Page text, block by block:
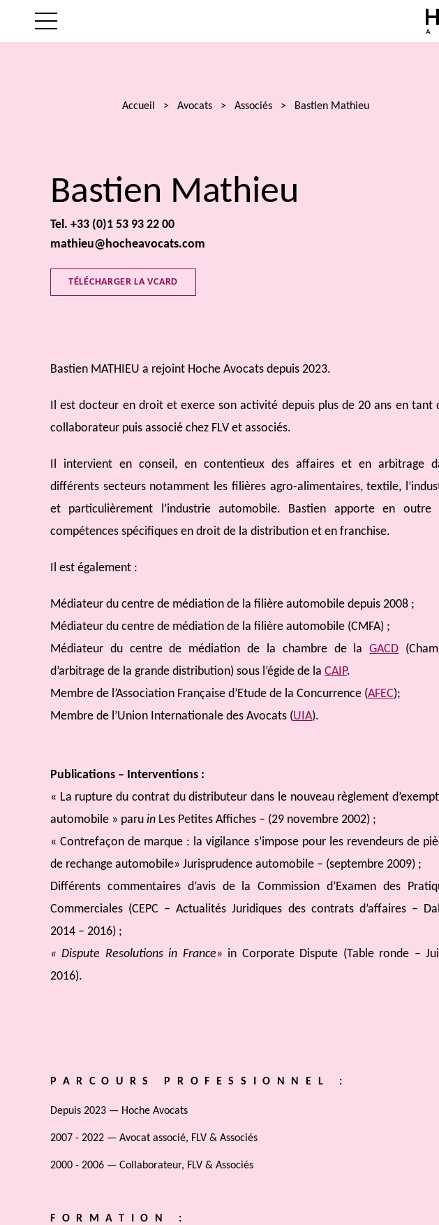
NOS EXPERTISES
ACTUALITÉS
TALENTS
CONTACT
Accueil > Avocats > Associés > Bastien Mathieu
Bastien Mathieu
Tel. +33 (0)1 53 93 22 00
mathieu@hocheavocats.com
TÉLÉCHARGER LA VCARD
Bastien MATHIEU a rejoint Hoche Avocats depuis 2023.
Il est docteur en droit et exerce son activité depuis plus de 20 ans en tant
collaborateur puis associé chez FLV et associés.
Il intervient en conseil, en contentieux des affaires et en arbitrage
différents secteurs notamment les filières agro-alimentaires, textile,
et particulièrement l’industrie automobile. Bastien apporte en outre
compétences spécifiques en droit de la distribution et en franchise.
Il est également :
Médiateur du centre de médiation de la filière automobile depuis 2008 ;
Médiateur du centre de médiation de la filière automobile (CMFA) ;
Médiateur du centre de médiation de la chambre de laGACD
d’arbitrage de la grande distribution) sous l’égide de la CAIP.
Membre de l’Association Française d’Etude de la Concurrence (AFEC);
Membre de l’Union Internationale des Avocats (UIA).
Publications – Interventions :
« La rupture du contrat du distributeur dans le nouveau règlement
automobile » paru in Les Petites Affiches – (29 novembre 2002) ;
« Contrefaçon de marque : la vigilance s’impose pour les revendeurs de
de rechange automobile» Jurisprudence automobile – (septembre 2009) ;
Différents commentaires d’avis de la Commission d’Examen des
Commerciales (CEPC – Actualités Juridiques des contrats d’affaires –
2014 – 2016) ;
« Dispute Resolutions in France» in Corporate Dispute (Table ronde –
2016).
PARCOURS PROFESSIONNEL :
Depuis 2023 — Hoche Avocats
2007 - 2022 — Avocat associé, FLV & Associés
2000 - 2006 — Collaborateur, FLV & Associés
FORMATION :